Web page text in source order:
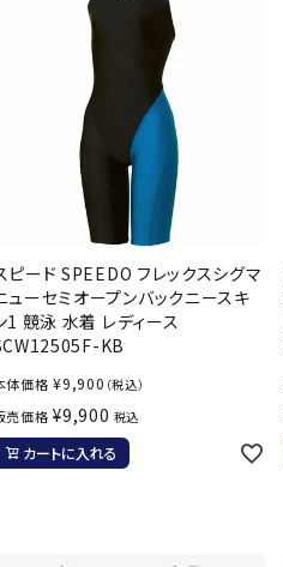
ピード SPEEDO フレックスシグマ
ューセミオープンバックニースキ
1 競泳 水着 レディース
KB
体価格 ¥9,900 （税込）
売価格 ¥9,900 税込
カートに入れる